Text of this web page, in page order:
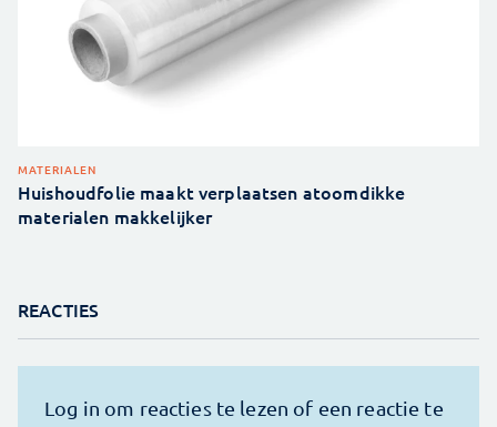
MATERIALEN
Huishoudfolie maakt verplaatsen atoomdikke
materialen makkelijker
REACTIES